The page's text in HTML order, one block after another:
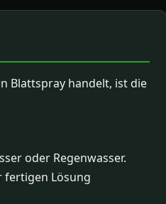
Blattspray handelt, ist die
oder Regenwasser.
fertigen Lösung